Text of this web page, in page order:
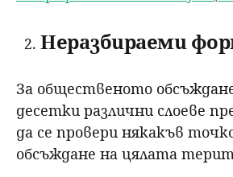
Неразбираеми
За общественото
десетки различни слоеве
да се провери някакъв
обсъждане на цялата